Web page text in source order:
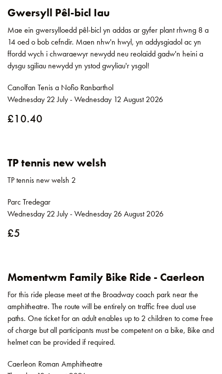
Gwersyll Pêl-bicl Iau
Mae ein gwersylloedd pêl-bicl yn addas ar gyfer plant rhwng 8 a
14 oed o bob cefndir. Maen nhw'n hwyl, yn addysgiadol ac yn
ffordd wych i chwaraewyr newydd neu reolaidd gadw'n heini a
dysgu sgiliau newydd yn ystod gwyliau'r ysgol!
Canolfan Tenis a Nofio Ranbarthol
Wednesday 22 July - Wednesday 12 August 2026
£10.40
TP tennis new welsh
TP tennis new welsh 2
Parc Tredegar
Wednesday 22 July - Wednesday 26 August 2026
£5
Momentwm Family Bike Ride - Caerleon
For this ride please meet at the Broadway coach park near the
amphitheatre. The route will be entirely on traffic free dual use
paths. One ticket for an adult enables up to 2 children to come free
of charge but all participants must be competent on a bike, Bike and
helmet can be provided if required.
Caerleon Roman Amphitheatre